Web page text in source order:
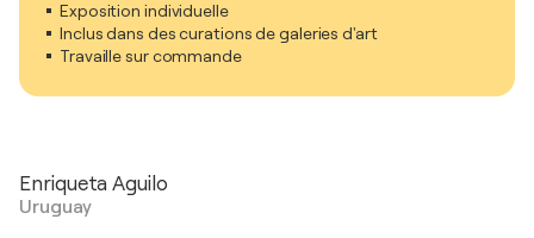
Exposition individuelle
Inclus dans des curations de galeries d'art
Travaille sur commande
Enriqueta Aguilo
Uruguay